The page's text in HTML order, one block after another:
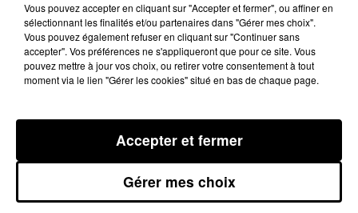
5 août 2025 - 4 min 15 sec
LES INFOS DU GERS DU 05/08/2025 À 09H00
Vous pouvez accepter en cliquant sur "Accepter et fermer", ou affiner en
sélectionnant les finalités et/ou partenaires dans "Gérer mes choix".
Vous pouvez également refuser en cliquant sur "Continuer sans
accepter". Vos préférences ne s'appliqueront que pour ce site. Vous
pouvez mettre à jour vos choix, ou retirer votre consentement à tout
moment via le lien "Gérer les cookies" situé en bas de chaque page.
Gérer mes choix
Accepter et fermer